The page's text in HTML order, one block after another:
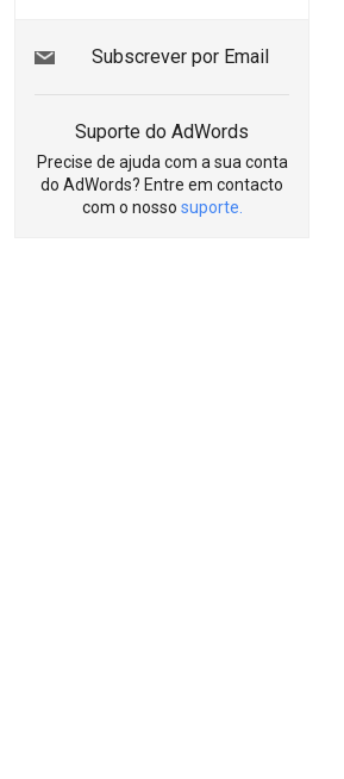
Subscrever por Email
Suporte do AdWords
Precise de ajuda com a sua conta
do AdWords? Entre em contacto
com o nosso suporte.